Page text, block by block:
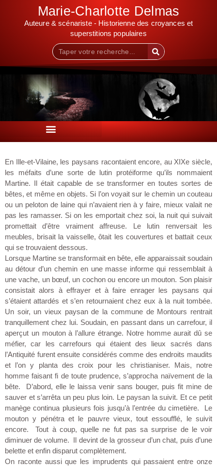
Marie-Charlotte Delmas
Auteure & scénariste - Historienne des croyances et
superstitions populaires
En Ille-et-Vilaine, les paysans racontaient encore, au XIXe siècle,
les méfaits d’une sorte de lutin protéiforme qu’ils nommaient
Martine. Il était capable de se transformer en toutes sortes de
bêtes, et même en objets. Si l’on voyait sur le chemin un couteau
ou un peloton de laine qui n’avaient rien à y faire, mieux valait ne
pas les ramasser. Si on les emportait chez soi, la nuit qui suivait
promettait d’être vraiment affreuse. Le lutin renversait les
meubles, brisait la vaisselle, ôtait les couvertures et battait ceux
qui se trouvaient dessous.
Lorsque Martine se transformait en bête, elle apparaissait soudain
au détour d’un chemin en une masse informe qui ressemblait à
une vache, un bœuf, un cochon ou encore un mouton. Son plaisir
consistait alors à effrayer et à faire enrager les paysans qui
s’étaient attardés et s’en retournaient chez eux à la nuit tombée.
Un soir, un vieux paysan de la commune de Montours rentrait
tranquillement chez lui. Soudain, en passant dans un carrefour, il
aperçut un mouton à l’allure étrange. Notre homme aurait dû se
méfier, car les carrefours qui étaient des lieux sacrés dans
l’Antiquité furent ensuite considérés comme des endroits maudits
et l’on y planta des croix pour les christianiser. Mais, notre
homme faisant fi de toute prudence, s’approcha naïvement de la
bête. D’abord, elle le laissa venir sans bouger, puis fit mine de
sauver et s’arrêta un peu plus loin. Le paysan la suivit. Et ce petit
manège continua plusieurs fois jusqu’à l’entrée du cimetière. Le
mouton y pénétra et le pauvre vieux, tout essoufflé, le suivit
encore. Tout à coup, quelle ne fut pas sa surprise de le voir
diminuer de volume. Il devint de la grosseur d’un chat, puis d’une
belette et enfin disparut complètement.
On raconte aussi que les imprudents qui passaient entre onze